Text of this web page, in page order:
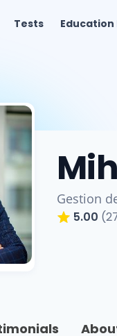
Tests Education
Gestion
5.00